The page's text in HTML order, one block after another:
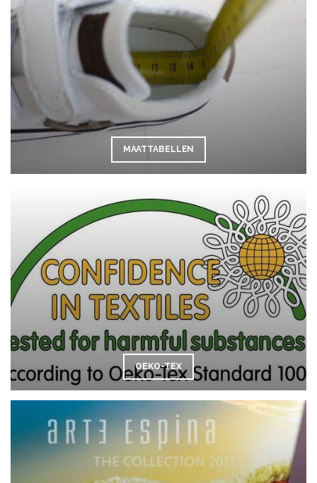
MAATTABELLEN
OEKO-TEX